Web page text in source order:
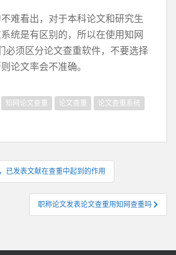
难看出，对于本科论文和研究生
统是有区别的，所以在使用知网
必须区分论文查重软件，不要选择
论文率会不准确。
知网论文查重 论文查重
论文查重系统
已发表文献在查重中起到的作用
职称论文发表论文查重用知网查重吗